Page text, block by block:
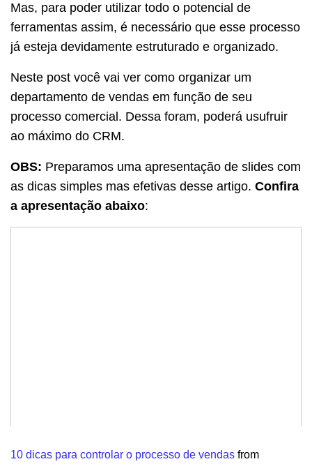
Mas, para poder utilizar todo o potencial de
ferramentas assim, é necessário que esse processo
já esteja devidamente estruturado e organizado.
Neste post você vai ver como organizar um
departamento de vendas em função de seu
processo comercial. Dessa foram, poderá usufruir
ao máximo do CRM.
OBS: Preparamos uma apresentação de slides com
as dicas simples mas efetivas desse artigo. Confira
a apresentação abaixo:
10 dicas para controlar o processo de vendas from